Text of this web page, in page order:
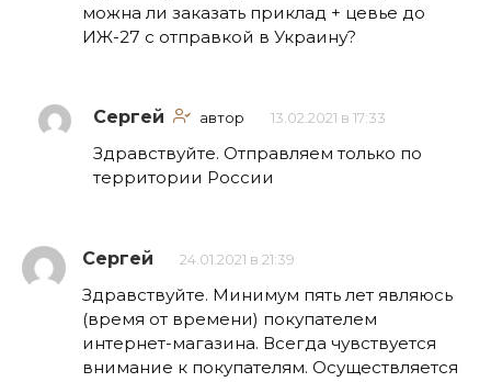
можна ли заказать приклад + цевье до
ИЖ-27 с отправкой в Украину?
Сергей автор 13.02.2021 в 17:33
Здравствуйте. Отправляем только по
территории России
Сергей 24.01.2021 в 21:39
Здравствуйте. Минимум пять лет являюсь
(время от времени) покупателем
интернет-магазина. Всегда чувствуется
внимание к покупателям. Осуществляется